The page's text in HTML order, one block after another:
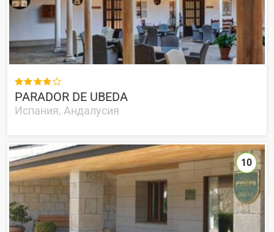

PARADOR DE UBEDA
Испания, Андалусия
10